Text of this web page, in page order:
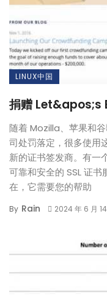
LINUX中国
捐赠 Let&apos;s
随着 Mozilla、苹果和
司处罚落定，很多使用
新的证书签发商。有一
可靠和安全的 SSL 证
在，它需要您的帮助
By Rain 2024 年 6 月